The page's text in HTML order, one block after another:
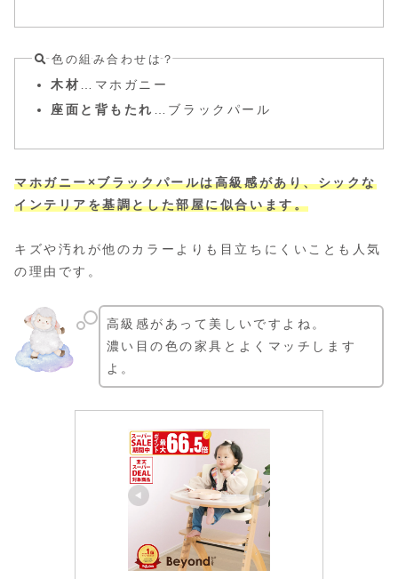
色の組み合わせは？
木材
…マホガニー
座面と背もたれ
…ブラックパール
マホガニー×ブラックパールは高級感があり、シックな
インテリアを基調とした部屋に似合います。
キズや汚れが他のカラーよりも目立ちにくいことも人気
の理由です。
高級感があって美しいですよね。
濃い目の色の家具とよくマッチします
よ。